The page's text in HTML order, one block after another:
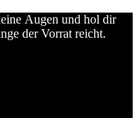
Augen und hol dir
der Vorrat reicht.